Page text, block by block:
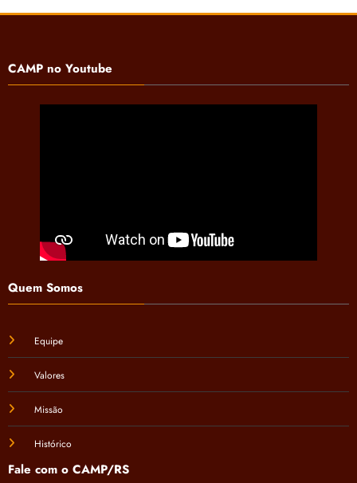
CAMP no Youtube
Quem Somos
Equipe
Valores
Missão
Histórico
Fale com o CAMP/RS